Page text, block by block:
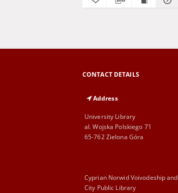
CONTACT DETAILS
Address
University Library
al. Wojska Polskiego 71
65-762 Zielona Góra
Cyprian Norwid Voivodeship and
City Public Library